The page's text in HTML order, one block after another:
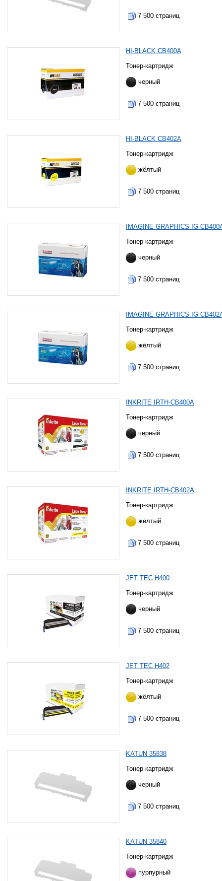
7 500 страниц
HI-BLACK CB400A
Тонер-картридж
черный
7 500 страниц
HI-BLACK CB402A
Тонер-картридж
жёлтый
7 500 страниц
IMAGINE GRAPHICS IG-
Тонер-картридж
черный
7 500 страниц
IMAGINE GRAPHICS IG-
Тонер-картридж
жёлтый
7 500 страниц
INKRITE IRTH-CB400A
Тонер-картридж
черный
7 500 страниц
INKRITE IRTH-CB402A
Тонер-картридж
жёлтый
7 500 страниц
JET TEC H400
Тонер-картридж
черный
7 500 страниц
JET TEC H402
Тонер-картридж
жёлтый
7 500 страниц
KATUN 35838
Тонер-картридж
черный
7 500 страниц
KATUN 35840
Тонер-картридж
пурпурный